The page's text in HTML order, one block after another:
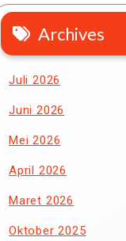
Archives
Juli 2026
Juni 2026
Mei 2026
April 2026
Maret 2026
Oktober 2025